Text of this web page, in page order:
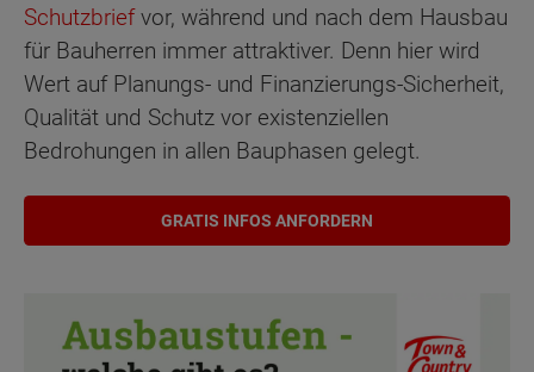
Schutzbriefvor, während und nach dem Hausbau
für Bauherren immer attraktiver. Denn hier wird
Wert auf Planungs- und Finanzierungs-Sicherheit,
Qualität und Schutz vor existenziellen
Bedrohungen in allen Bauphasen gelegt.
GRATIS INFOS ANFORDERN